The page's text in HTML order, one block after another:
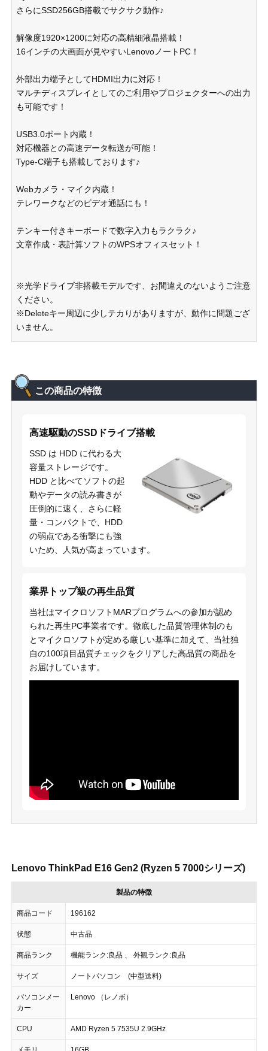
さらにSSD256GB搭載でサクサク動作♪
解像度1920×1200に対応の高精細液晶搭載！
16インチの大画面が見やすいLenovoノートPC！
外部出力端子としてHDMI出力に対応！
マルチディスプレイとしてのご利用やプロジェクターへの出力
も可能です！
USB3.0ポート内蔵！
対応機器との高速データ転送が可能！
Type-C端子も搭載しております♪
Webカメラ・マイク内蔵！
テレワークなどのビデオ通話にも！
テンキー付きキーボードで数字入力もラクラク♪
文章作成・表計算ソフトのWPSオフィスセット！
※光学ドライブ非搭載モデルです、お間違えのないようご注意
ください。
※Deleteキー周辺に少しテカりがありますが、動作に問題ござ
いません。
この商品の特徴
高速駆動のSSDドライブ搭載
SSD は HDD に代わる大
容量ストレージです。
HDD と比べてソフトの起
動やデータの読み書きが
圧倒的に速く、さらに軽
量・コンパクトで、HDD
の弱点である衝撃にも強
いため、人気が高まっています。
業界トップ級の再生品質
当社はマイクロソフトMARプログラムへの参加が認め
られた再生PC事業者です。徹底した品質管理体制のも
とマイクロソフトが定める厳しい基準に加えて、当社独
自の100項目品質チェックをクリアした高品質の商品を
お届けしています。
Lenovo ThinkPad E16 Gen2 (Ryzen 5 7000シリーズ)
製品の特徴
商品コード 196162
状態 中古品
商品ランク 機能ランク:良品 、 外観ランク:良品
サイズ ノートパソコン (中型送料)
パソコンメー
カー
Lenovo （レノボ）
CPU AMD Ryzen 5 7535U 2.9GHz